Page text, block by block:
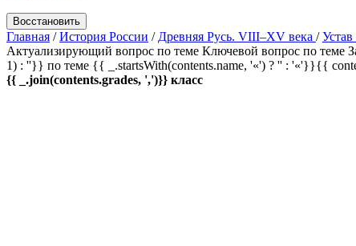
Восстановить
Главная / История России / Древняя Русь. VIII–XV века / Устав
Актуализирующий вопрос по теме Ключевой вопрос по теме
1) : ''}} по теме {{ _.startsWith(contents.name, '«') ? '' : '«'}}{{
{{ _.join(contents.grades, ',')}} класс